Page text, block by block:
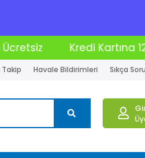
12 Taksit İmkanı
Takip Havale Bildirimleri Sıkça